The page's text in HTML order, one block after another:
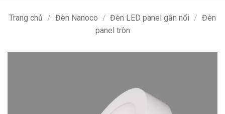
Trang chủ / Đèn Nanoco / Đèn LED panel gắn nổi / Đèn
panel tròn